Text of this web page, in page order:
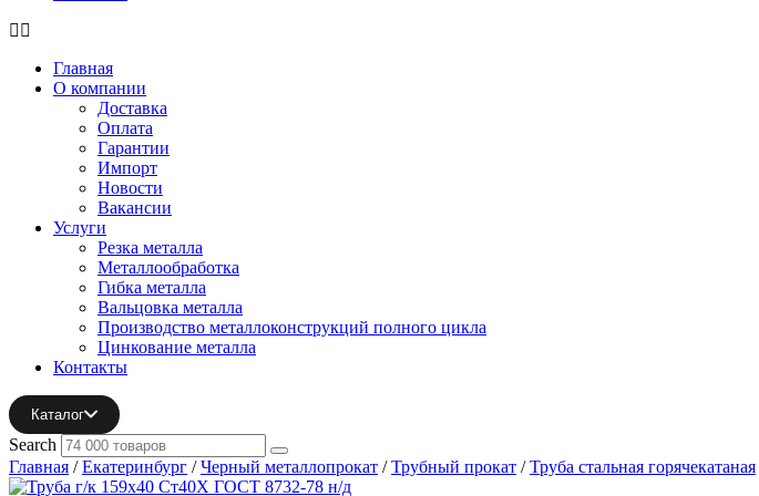
Главная
О компании
Доставка
Оплата
Гарантии
Импорт
Новости
Вакансии
Услуги
Резка металла
Металлообработка
Гибка металла
Вальцовка металла
Производство металлоконструкций полного цикла
Цинкование металла
Контакты
Каталог
Search
Главная /Екатеринбург /Черный металлопрокат /Трубный прокат /Труба стальная горячекатаная